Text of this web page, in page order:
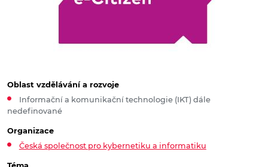
Oblast vzdělávání a rozvoje
Informační a komunikační technologie (IKT) dále
nedefinované
Organizace
Česká společnost pro kybernetiku a informatiku